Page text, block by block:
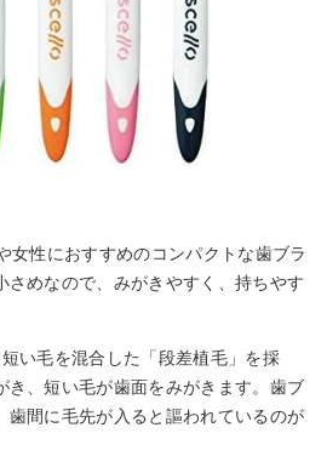
女性におすすめのコンパクトな歯ブラ
さめなので、みがきやすく、持ちやす
い毛を混合した「段差植毛」を採
き、短い毛が歯面をみがきます。歯ブ
歯間に毛先が入ると謳われているのが